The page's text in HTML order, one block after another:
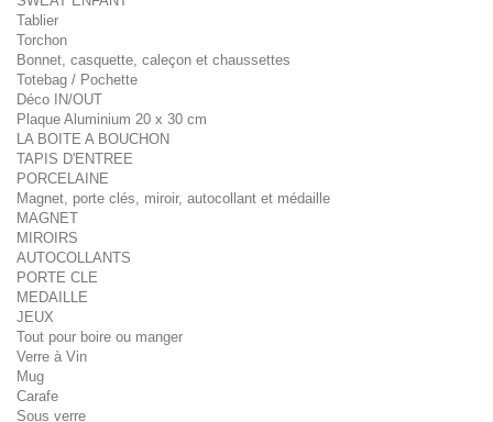
Tablier
Torchon
Bonnet, casquette, caleçon et chaussettes
Totebag / Pochette
Déco IN/OUT
Plaque Aluminium 20 x 30 cm
LA BOITE A BOUCHON
TAPIS D'ENTREE
PORCELAINE
Magnet, porte clés, miroir, autocollant et médaille
MAGNET
MIROIRS
AUTOCOLLANTS
PORTE CLE
MEDAILLE
JEUX
Tout pour boire ou manger
Verre à Vin
Mug
Carafe
Sous verre